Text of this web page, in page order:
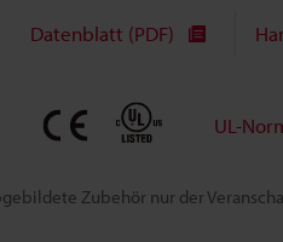
Zubehör nur der
Datenblatt (PDF)
UL-